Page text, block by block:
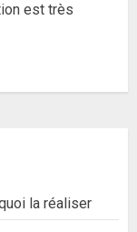
est très
la réaliser